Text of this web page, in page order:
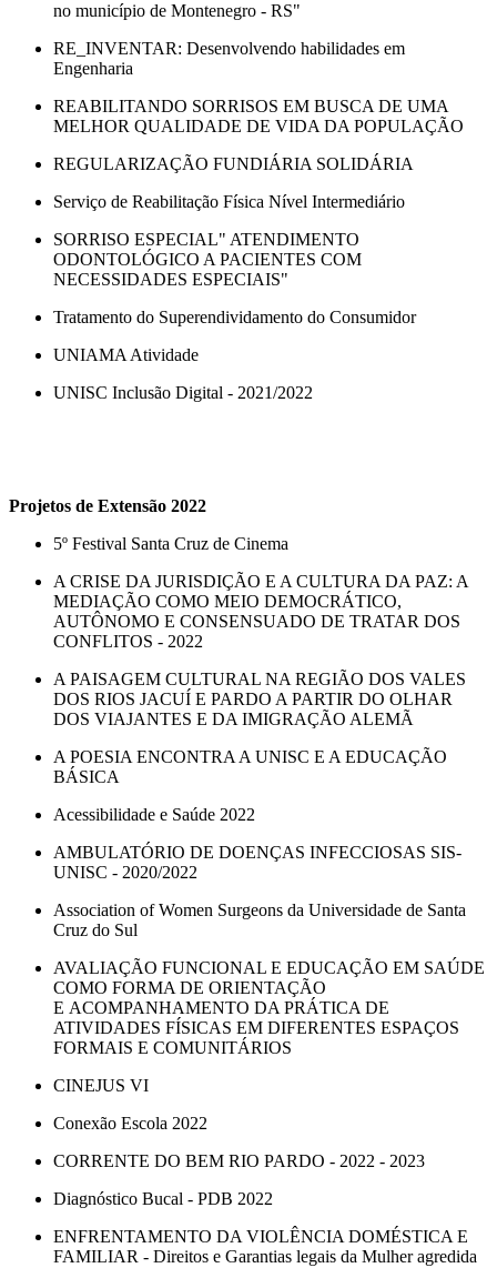
no município de Montenegro - RS"
RE_INVENTAR: Desenvolvendo habilidades em
Engenharia
REABILITANDO SORRISOS EM BUSCA DE UMA
MELHOR QUALIDADE DE VIDA DA POPULAÇÃO
REGULARIZAÇÃO FUNDIÁRIA SOLIDÁRIA
Serviço de Reabilitação Física Nível Intermediário
SORRISO ESPECIAL" ATENDIMENTO
ODONTOLÓGICO A PACIENTES COM
NECESSIDADES ESPECIAIS"
Tratamento do Superendividamento do Consumidor
UNIAMA Atividade
UNISC Inclusão Digital - 2021/2022
Projetos de Extensão 2022
5º Festival Santa Cruz de Cinema
A CRISE DA JURISDIÇÃO E A CULTURA DA PAZ: A
MEDIAÇÃO COMO MEIO DEMOCRÁTICO,
AUTÔNOMO E CONSENSUADO DE TRATAR DOS
CONFLITOS - 2022
A PAISAGEM CULTURAL NA REGIÃO DOS VALES
DOS RIOS JACUÍ E PARDO A PARTIR DO OLHAR
DOS VIAJANTES E DA IMIGRAÇÃO ALEMÃ
A POESIA ENCONTRA A UNISC E A EDUCAÇÃO
BÁSICA
Acessibilidade e Saúde 2022
AMBULATÓRIO DE DOENÇAS INFECCIOSAS SIS-
UNISC - 2020/2022
Association of Women Surgeons da Universidade de Santa
Cruz do Sul
AVALIAÇÃO FUNCIONAL E EDUCAÇÃO EM SAÚDE
COMO FORMA DE ORIENTAÇÃO
E ACOMPANHAMENTO DA PRÁTICA DE
ATIVIDADES FÍSICAS EM DIFERENTES ESPAÇOS
FORMAIS E COMUNITÁRIOS
CINEJUS VI
Conexão Escola 2022
CORRENTE DO BEM RIO PARDO - 2022 - 2023
Diagnóstico Bucal - PDB 2022
ENFRENTAMENTO DA VIOLÊNCIA DOMÉSTICA E
FAMILIAR - Direitos e Garantias legais da Mulher agredida